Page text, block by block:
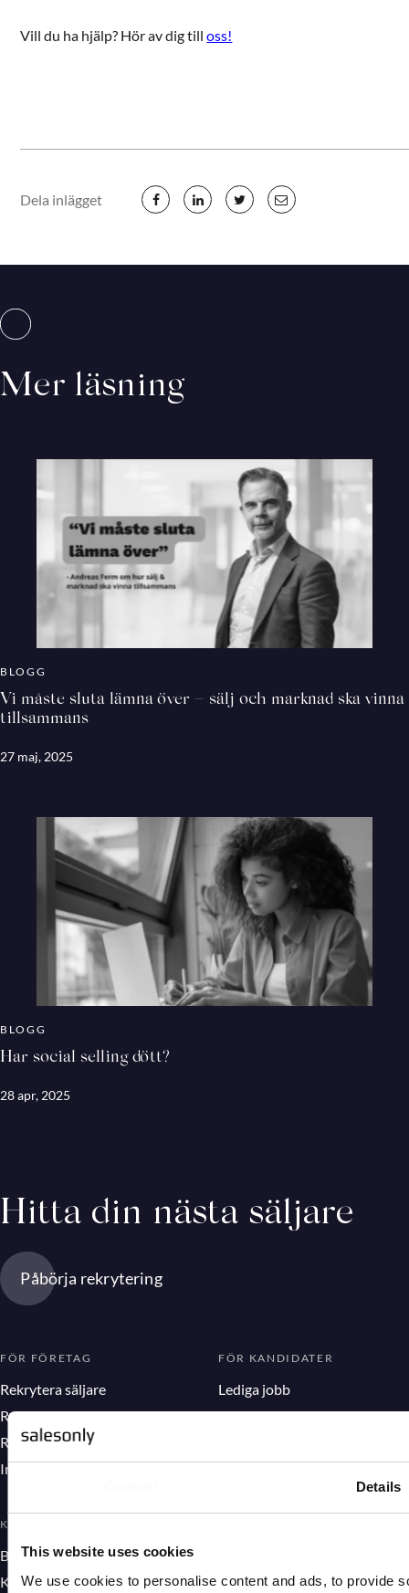
Details
This website uses cookies
We use cookies to personalise content and ads, to provide
Vill du ha hjälp? Hör av dig tilloss!
Dela inlägget
Mer läsning
BLOGG
Vi måste sluta lämna över – sälj och marknad ska vinna
tillsammans
27 maj, 2025
BLOGG
Har social selling dött?
28 apr, 2025
Hitta din nästa säljare
Påbörja rekrytering
FÖR FÖRETAG
Rekrytera säljare
Rekrytera säljchef
Rekrytera operativ VD
Interim rekrytering
FÖR KANDIDATER
Lediga jobb
Registrera CV
KUNSKAP
Blogg
Kandidatcase
Wise consulting